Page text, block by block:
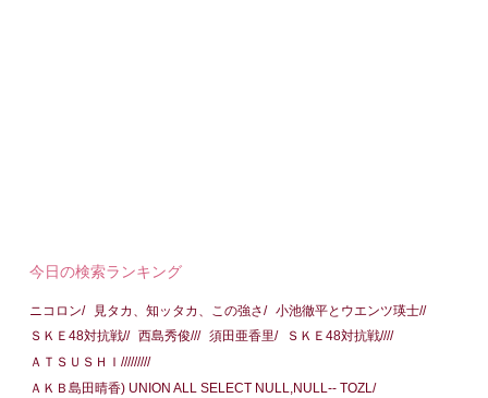
今日の検索ランキング
ニコロン/ 見タカ、知ッタカ、この強さ/ 小池徹平とウエンツ瑛士//
ＳＫＥ48対抗戦// 西島秀俊/// 須田亜香里/
ＳＫＥ48対抗戦////
ＡＴＳＵＳＨＩ/////////
ＡＫＢ島田晴香) UNION ALL SELECT NULL,NULL-- TOZL/